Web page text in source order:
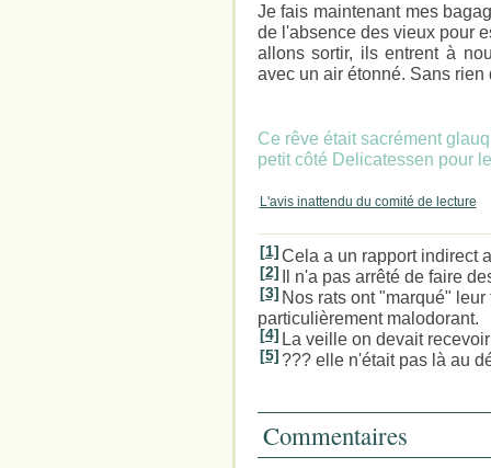
Je fais maintenant mes
de l'absence des vieux pour
allons sortir, ils entrent à
avec un air étonné. Sans rien
Ce rêve était sacrément
petit côté Delicatessen pour
L'avis inattendu du comité de lecture
[1] Cela a un rapport indirect
[2] Il n'a pas arrêté de faire
[3] Nos rats ont "marqué"
particulièrement malodorant.
[4] La veille on devait
[5] ??? elle n'était pas là au
Commentaires